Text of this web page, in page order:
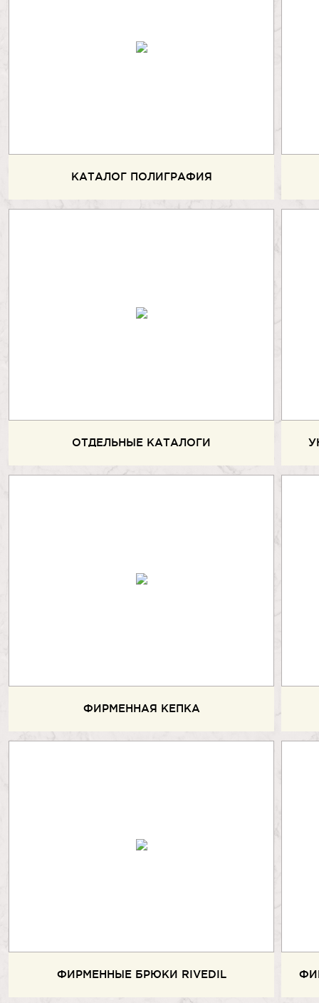
КАТАЛОГ ПОЛИГРАФИЯ
ОТДЕЛЬНЫЕ КАТАЛОГИ
ФИРМЕННАЯ КЕПКА
ФИРМЕННЫЕ БРЮКИ RIVEDIL